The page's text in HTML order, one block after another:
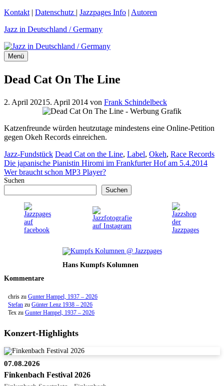
Zum
springen
Kontakt | Datenschutz | Jazzpages Info | Autoren
Jazz in Deutschland / Germany
Menü
Dead Cat On The Line
2. April 2021 5. April 2014 von Frank Schindelbeck
Katzenfreunde würden heutzutage mindestens eine Online-Petition
gegen Okeh Records einreichen.
Kategorien
Jazz-Fundstück Schlagwörter
Dead Cat on the Line, Label, Okeh, Race Records
Die japanische Pianistin Hiromi im Frankfurter Hof am 5.4.2014
Wer braucht schon MP3 Player?
Suchen
Suchen
Hans Kumpfs Kolumnen
Kommentare
chris zu Gunter Hampel, 1937 – 2026
Stefan zu Günter Lenz 1938 – 2026
Tex zu Gunter Hampel, 1937 – 2026
Konzert-Highlights
07.08.2026
Finkenbach Festival 2026